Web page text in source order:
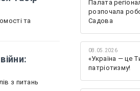
та
з питань
Палата
розпочала
Садова
08.05.2026
«Україна — це
патріотизму!